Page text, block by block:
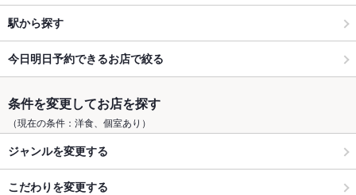
駅から探す
今日明日予約できるお店で絞る
条件を変更してお店を探す
（現在の条件：洋食、個室あり）
ジャンルを変更する
こだわりを変更する